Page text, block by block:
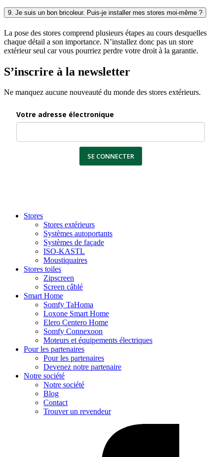
9. Je suis un bon bricoleur. Puis-je installer mes stores moi-même ?
La pose des stores comprend plusieurs étapes au cours desquelles
chaque détail a son importance. N’installez donc pas un store
extérieur seul car vous pourriez perdre votre droit à la garantie.
S’inscrire à la newsletter
Ne manquez aucune nouveauté du monde des stores extérieurs.
Votre adresse électronique
SE CONNECTER
Stores
Stores extérieurs
Systèmes autoportants
Systèmes de façade
ISO-KASTL
Moustiquaires
Stores toiles
Zipscreen
Screen câblé
Smart Home
Somfy TaHoma
Loxone Smart Home
Elero Centero Home
Somfy Connexoon
Moteurs et équipements électriques
Pour les partenaires
Pour les partenaires
Devenez notre partenaire
Notre société
Notre société
Blog
Contact
Trouver un revendeur